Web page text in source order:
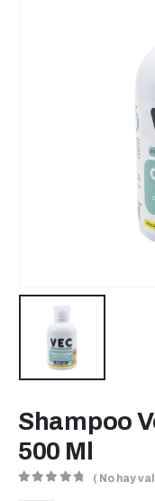
Shampoo
500 Ml
( No hay